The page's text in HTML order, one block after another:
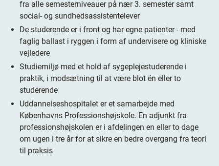
fra alle semesterniveauer på nær 3. semester samt
social- og sundhedsassistentelever
De studerende er i front og har egne patienter - med
faglig ballast i ryggen i form af undervisere og kliniske
vejledere
Studiemiljø med et hold af sygeplejestuderende i
praktik, i modsætning til at være blot én eller to
studerende
Uddannelseshospitalet er et samarbejde med
Københavns Professionshøjskole. En adjunkt fra
professionshøjskolen er i afdelingen en eller to dage
om ugen i tre år for at sikre en bedre overgang fra teori
til praksis